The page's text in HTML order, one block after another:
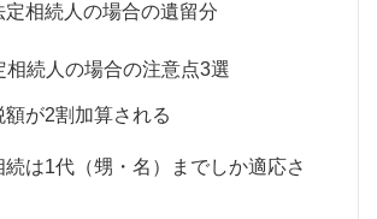
定相続人の場合の遺留分
相続人の場合の注意点3選
が2割加算される
は1代（甥・名）までしか適応さ